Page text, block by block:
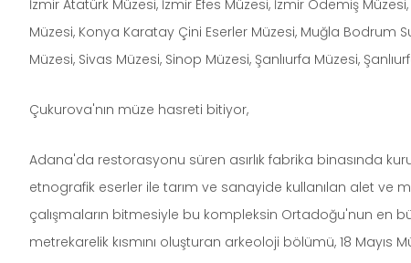
İzmir Atatürk Müzesi, İzmir Efes Müzesi, İzmir Ödemiş
Müzesi, Konya Karatay Çini Eserler Müzesi, Muğla Bodrum
Müzesi, Sivas Müzesi, Sinop Müzesi, Şanlıurfa Müzesi,
Çukurova'nın müze hasreti bitiyor,
Adana'da restorasyonu süren asırlık fabrika binasında
etnografik eserler ile tarım ve sanayide kullanılan alet ve
çalışmaların bitmesiyle bu kompleksin Ortadoğu'nun en
metrekarelik kısmını oluşturan arkeoloji bölümü, 18 Mayıs